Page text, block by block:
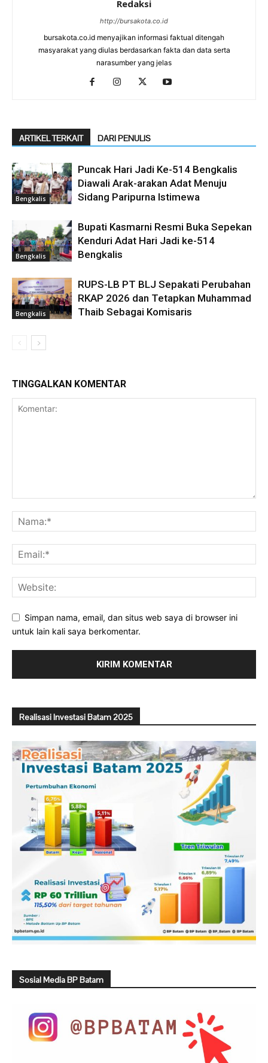
Redaksi
http://bursakota.co.id
bursakota.co.id menyajikan informasi faktual ditengah
masyarakat yang diulas berdasarkan fakta dan data serta
narasumber yang jelas
ARTIKEL TERKAIT DARI PENULIS
Bengkalis
Puncak Hari Jadi Ke-514 Bengkalis
Diawali Arak-arakan Adat Menuju
Sidang Paripurna Istimewa
Bengkalis
Bupati Kasmarni Resmi Buka Sepekan
Kenduri Adat Hari Jadi ke-514
Bengkalis
Bengkalis
RUPS-LB PT BLJ Sepakati Perubahan
RKAP 2026 dan Tetapkan Muhammad
Thaib Sebagai Komisaris
TINGGALKAN KOMENTAR
Simpan nama, email, dan situs web saya di browser ini
untuk lain kali saya berkomentar.
Realisasi Investasi Batam 2025
Sosial Media BP Batam